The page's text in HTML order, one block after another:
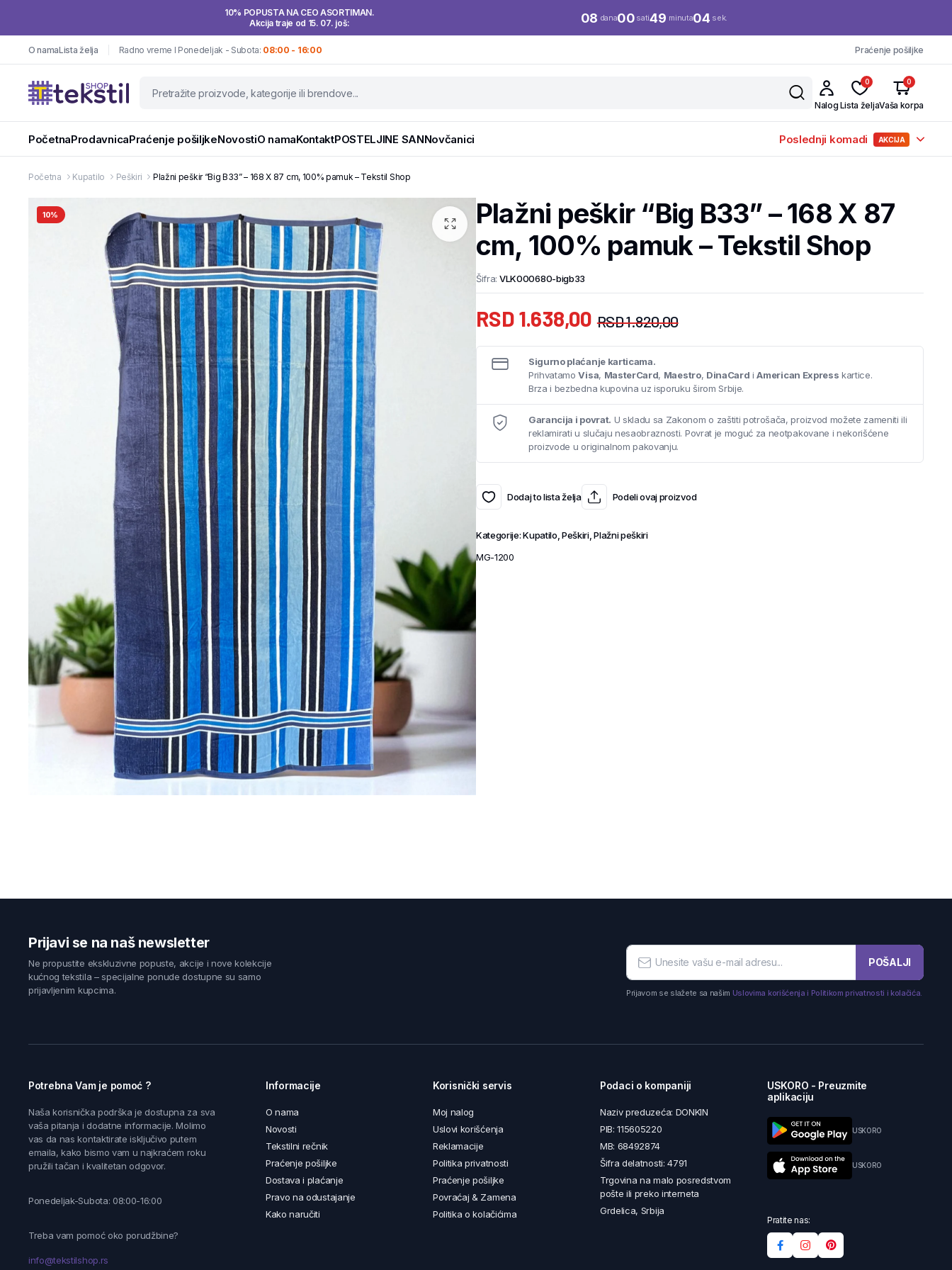
10% POPUSTA NA CEO ASORTIMAN.
Akcija traje od 15. 07. još:
08 dana00 sati49 minuta03 sek.
O namaLista želja Radno vreme I Ponedeljak - Subota: 08:00 - 16:00 Praćenje pošiljke
Nalog
0
Lista želja
0
Vaša korpa
PočetnaProdavnicaPraćenje pošiljkeNovostiO namaKontaktPOSTELJINE SANNovčanici Poslednji komadi AKCIJA
Početna Kupatilo Peškiri Plažni peškir “Big B33” – 168 X 87 cm, 100% pamuk – Tekstil Shop
10%
Plažni peškir “Big B33” – 168 X 87
cm, 100% pamuk – Tekstil Shop
Šifra: VLK000680-bigb33
RSD1.820,00
RSD1.638,00
Sigurno plaćanje karticama.
PrihvatamoVisa, MasterCard, Maestro, DinaCard iAmerican Express kartice.
Brza i bezbedna kupovina uz isporuku širom Srbije.
Garancija i povrat. U skladu sa Zakonom o zaštiti potrošača, proizvod možete zameniti ili
reklamirati u slučaju nesaobraznosti. Povrat je moguć za neotpakovane i nekorišćene
proizvode u originalnom pakovanju.
Dodaj to lista želja Podeli ovaj proizvod
Kategorije:Kupatilo Peškiri,Plažni peškiri
MG-1200
Prijavi se na naš newsletter
Ne propustite ekskluzivne popuste, akcije i nove kolekcije
kućnog tekstila – specijalne ponude dostupne su samo
prijavljenim kupcima.
POŠALJI
Prijavom se slažete sa našim Uslovima korišćenja i Politikom privatnosti i kolačića.
Potrebna Vam je pomoć ?
Naša korisnička podrška je dostupna za sva
vaša pitanja i dodatne informacije. Molimo
vas da nas kontaktirate isključivo putem
emaila, kako bismo vam u najkraćem roku
pružili tačan i kvalitetan odgovor.
Ponedeljak-Subota: 08:00-16:00
Treba vam pomoć oko porudžbine?
info@tekstilshop.rs
Informacije
O nama
Novosti
Tekstilni rečnik
Praćenje pošiljke
Dostava i plaćanje
Pravo na odustajanje
Kako naručiti
Korisnički servis
Moj nalog
Uslovi korišćenja
Reklamacije
Politika privatnosti
Praćenje pošiljke
Povraćaj & Zamena
Politika o kolačićima
Podaci o kompaniji
Naziv preduzeća: DONKIN
PIB: 115605220
MB: 68492874
Šifra delatnosti: 4791
Trgovina na malo posredstvom
pošte ili preko interneta
Grdelica, Srbija
USKORO - Preuzmite
aplikaciju
USKORO
USKORO
Pratite nas: